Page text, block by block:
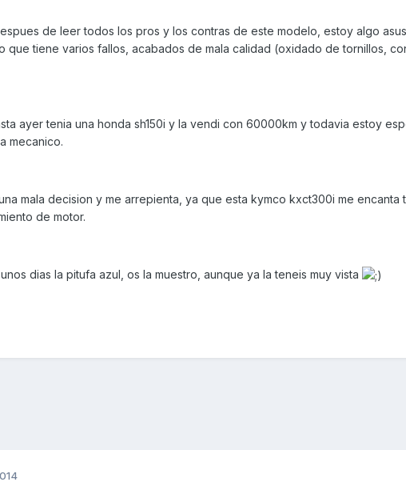
de leer todos los pros y los contras de este modelo, estoy algo
que tiene varios fallos, acabados de mala calidad (oxidado de tornillos,
ayer tenia una honda sh150i y la vendi con 60000km y todavia estoy
mecanico.
mala decision y me arrepienta, ya que esta kymco kxct300i me encanta
de motor.
dias la pitufa azul, os la muestro, aunque ya la teneis muy vista